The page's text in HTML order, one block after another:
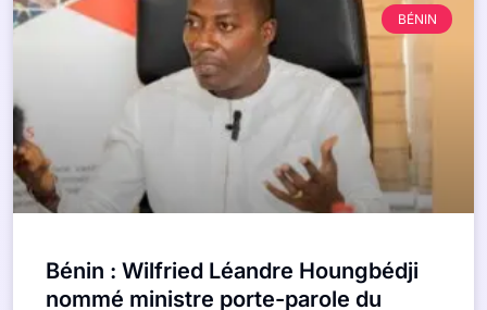
BÉNIN
Bénin : Wilfried Léandre Houngbédji
nommé ministre porte-parole du